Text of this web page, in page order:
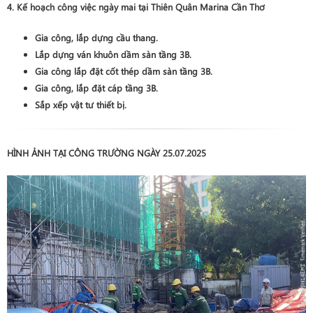
4. Kế hoạch công việc ngày mai tại Thiên Quân Marina Cần Thơ
Gia công, lắp dựng cầu thang.
Lắp dựng ván khuôn dầm sàn tầng 3B.
Gia công lắp đặt cốt thép dầm sàn tầng 3B.
Gia công, lắp đặt cáp tầng 3B.
Sắp xếp vật tư thiết bị.
HÌNH ẢNH TẠI CÔNG TRƯỜNG NGÀY 25.07.2025